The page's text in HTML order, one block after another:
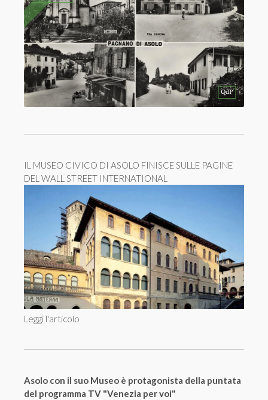
IL MUSEO CIVICO DI ASOLO FINISCE SULLE PAGINE
DEL WALL STREET INTERNATIONAL
Leggi l'articolo
Asolo con il suo Museo è protagonista della puntata
del programma TV "Venezia per voi"